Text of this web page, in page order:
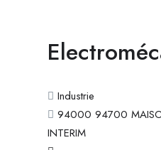
Industrie
94000 94700
INTERIM